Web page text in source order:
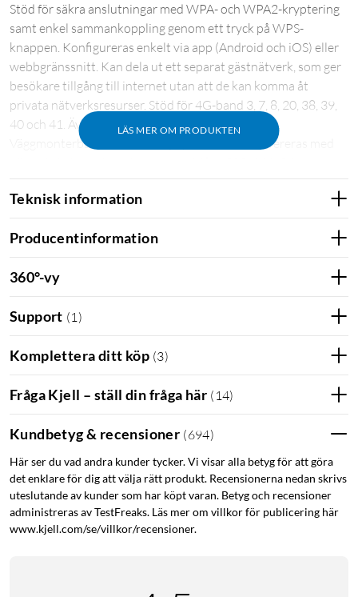
LÄS MER OM PRODUKTEN
Stöd för säkra anslutningar med WPA- och WPA2-kryptering
samt enkel sammankoppling genom ett tryck på WPS-
knappen. Konfigureras enkelt via app (Android och iOS) eller
webbgränssnitt. Kan dela ut ett separat gästnätverk, som ger
besökare tillgång till internet utan att de kan komma åt
privata nätverksresurser. Stöd för 4G-band 3, 7, 8, 20, 38, 39,
40 och 41. Även bakåtkompatibel med 3G och 2G.
Väggmonterbart utförande. Ej operatörslåst. Levereras med
4G-modem 4G LTE LTE-router
Mobilt bredband
Teknisk information
Producentinformation
360°-vy
Support (1 )
Komplettera ditt köp (3)
Fråga Kjell – ställ din fråga här ( 14)
Kundbetyg & recensioner (694)
Här ser du vad andra kunder tycker. Vi visar alla betyg för att göra
det enklare för dig att välja rätt produkt. Recensionerna nedan skrivs
uteslutande av kunder som har köpt varan. Betyg och recensioner
administreras av TestFreaks. Läs mer om villkor för publicering här
www.kjell.com/se/villkor/recensioner.